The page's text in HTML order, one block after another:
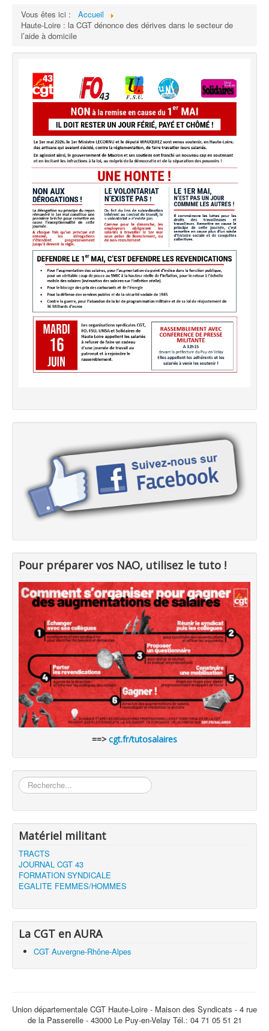
Vous êtes ici :
Accueil
Haute-Loire : la CGT dénonce des dérives dans le secteur de
l’aide à domicile
Pour préparer vos NAO, utilisez le tuto !
==> cgt.fr/tutosalaires
Rechercher
Matériel militant
TRACTS
JOURNAL CGT 43
FORMATION SYNDICALE
EGALITE FEMMES/HOMMES
La CGT en AURA
CGT Auvergne-Rhône-Alpes
Union départementale CGT Haute-Loire - Maison des Syndicats - 4 rue
de la Passerelle - 43000 Le Puy-en-Velay Tél.: 04 71 05 51 21